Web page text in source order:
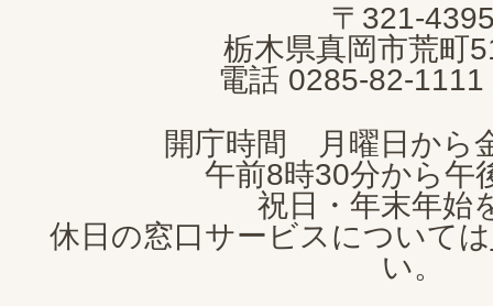
CITY
〒321-
栃木県真岡市荒町
電話 0285-82-1111
開庁時間 月曜日から
午前8時30分から午
祝日・年末年始
休日の窓口サービスについては
い。